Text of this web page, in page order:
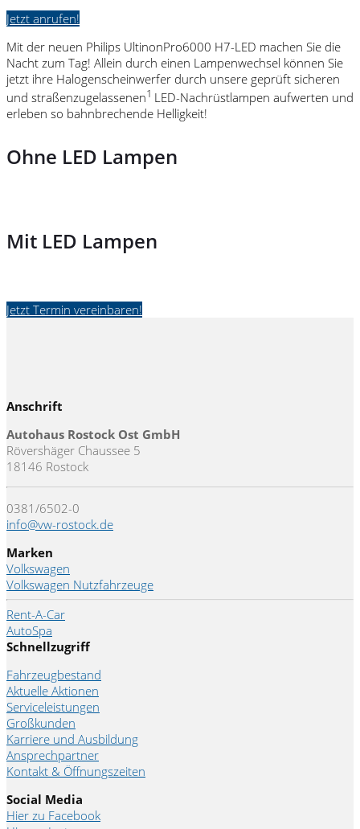
Jetzt anrufen!
Mit der neuen Philips UltinonPro6000 H7-LED machen Sie die
Nacht zum Tag! Allein durch einen Lampenwechsel können Sie
jetzt ihre Halogenscheinwerfer durch unsere geprüft sicheren
und straßenzugelassenen1 LED-Nachrüstlampen aufwerten und
erleben so bahnbrechende Helligkeit!
Ohne LED Lampen
Mit LED Lampen
Jetzt Termin vereinbaren!
Anschrift
Autohaus Rostock Ost GmbH
Rövershäger Chaussee 5
18146 Rostock
0381/6502-0
info@vw-rostock.de
Marken
Volkswagen
Volkswagen Nutzfahrzeuge
Rent-A-Car
AutoSpa
Schnellzugriff
Fahrzeugbestand
Aktuelle Aktionen
Serviceleistungen
Großkunden
Karriere und Ausbildung
Ansprechpartner
Kontakt & Öffnungszeiten
Social Media
Hier zu Facebook